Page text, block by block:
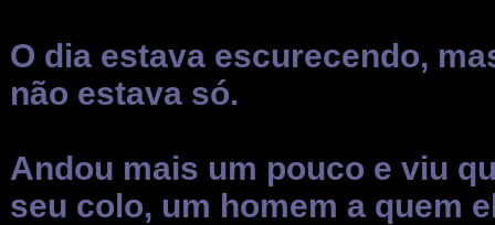
O dia estava escurecendo,
não estava só.
Andou mais um pouco e viu
seu colo, um homem a quem